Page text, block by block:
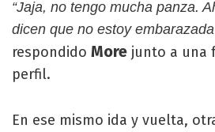
“Jaja, no tengo mucha panza.
dicen que no estoy
respondido More junto a una
perfil.
En ese mismo ida y vuelta,